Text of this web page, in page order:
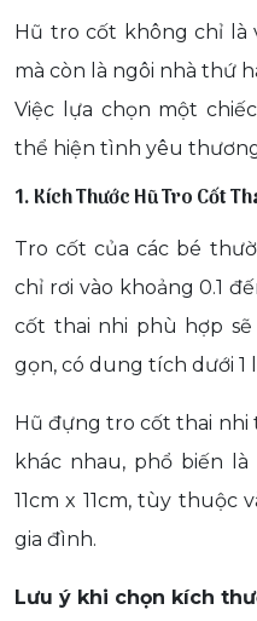
Hũ tro cốt không chỉ
mà còn là ngôi nhà thứ
Việc lựa chọn một
thể hiện tình yêu
1. Kích Thước Hũ Tro Cốt
Tro cốt của các bé
chỉ rơi vào khoảng 0.1
cốt thai nhi phù hợp
gọn, có dung tích dưới 1
Hũ đựng tro cốt thai
khác nhau, phổ biến
11cm x 11cm, tùy thuộc
gia đình.
Lưu ý khi chọn kích